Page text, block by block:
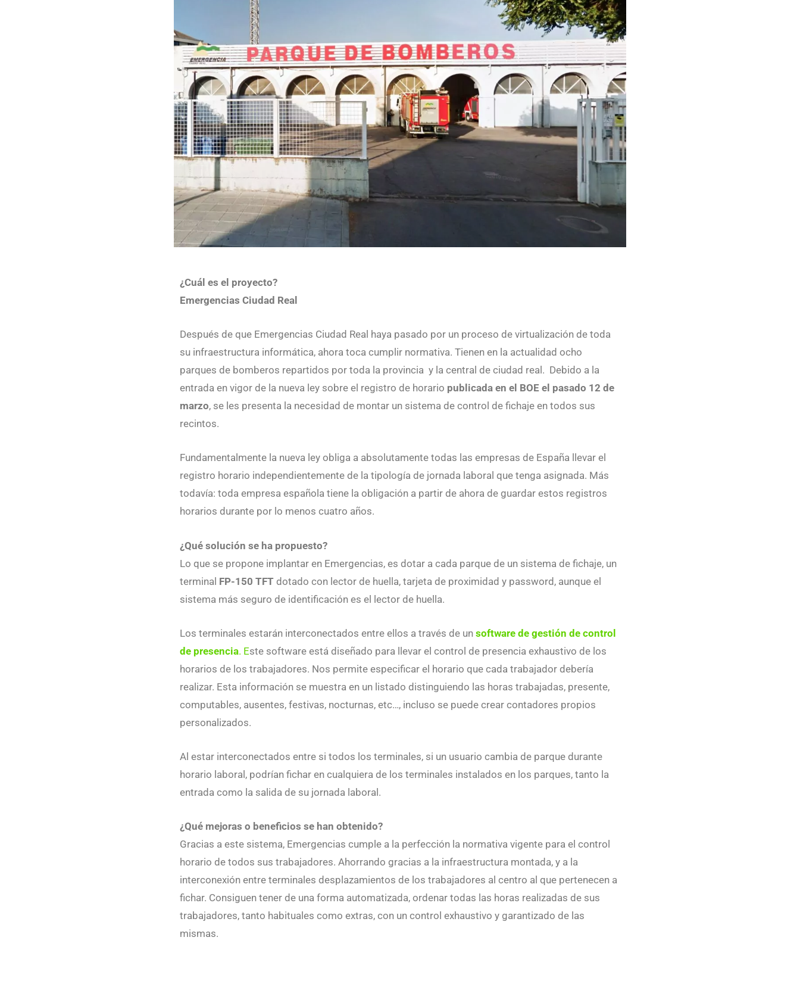
¿Cuál es el proyecto?
Emergencias Ciudad Real
Después de que Emergencias Ciudad Real haya pasado por un proceso de virtualización de toda
su infraestructura informática, ahora toca cumplir normativa. Tienen en la actualidad ocho
parques de bomberos repartidos por toda la provincia y la central de ciudad real. Debido a la
entrada en vigor de la nueva ley sobre el registro de horario publicada en el BOE el pasado 12 de
marzo, se les presenta la necesidad de montar un sistema de control de fichaje en todos sus
recintos.
Fundamentalmente la nueva ley obliga a absolutamente todas las empresas de España llevar el
registro horario independientemente de la tipología de jornada laboral que tenga asignada. Más
todavía: toda empresa española tiene la obligación a partir de ahora de guardar estos registros
horarios durante por lo menos cuatro años.
¿Qué solución se ha propuesto?
Lo que se propone implantar en Emergencias, es dotar a cada parque de un sistema de fichaje, un
terminal FP-150 TFT dotado con lector de huella, tarjeta de proximidad y password, aunque el
sistema más seguro de identificación es el lector de huella.
Los terminales estarán interconectados entre ellos a través de un software de gestión de control
de presencia. Este software está diseñado para llevar el control de presencia exhaustivo de los
horarios de los trabajadores. Nos permite especificar el horario que cada trabajador debería
realizar. Esta información se muestra en un listado distinguiendo las horas trabajadas, presente,
computables, ausentes, festivas, nocturnas, etc…, incluso se puede crear contadores propios
personalizados.
Al estar interconectados entre si todos los terminales, si un usuario cambia de parque durante
horario laboral, podrían fichar en cualquiera de los terminales instalados en los parques, tanto la
entrada como la salida de su jornada laboral.
¿Qué mejoras o beneficios se han obtenido?
Gracias a este sistema, Emergencias cumple a la perfección la normativa vigente para el control
horario de todos sus trabajadores. Ahorrando gracias a la infraestructura montada, y a la
interconexión entre terminales desplazamientos de los trabajadores al centro al que pertenecen a
fichar. Consiguen tener de una forma automatizada, ordenar todas las horas realizadas de sus
trabajadores, tanto habituales como extras, con un control exhaustivo y garantizado de las
mismas.